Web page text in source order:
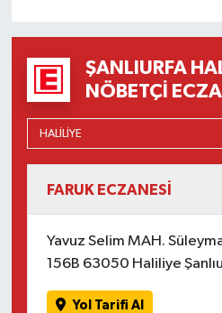
ŞANLIURFA
NÖBETÇI
FARUK ECZANESİ
Yavuz Selim MAH.
156B 63050 Haliliye
Yol Tarifi Al